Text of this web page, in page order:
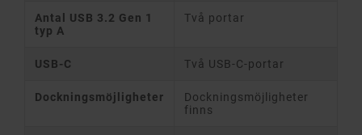
Antal USB 3.2 Gen 1
typ A
Två portar
USB-C Två USB-C-portar
Dockningsmöjligheter
Dockningsmöjligheter
finns